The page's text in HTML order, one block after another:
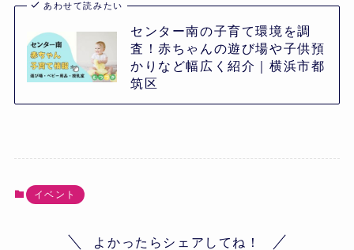
あわせて読みたい
センター南の子育て環境を調
査！赤ちゃんの遊び場や子供預
かりなど幅広く紹介｜横浜市都
筑区
イベント
よかったらシェアしてね！